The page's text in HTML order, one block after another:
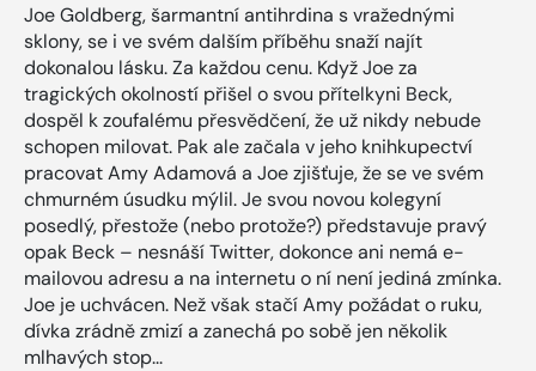
Joe Goldberg, šarmantní antihrdina s vražednými
sklony, se i ve svém dalším příběhu snaží najít
dokonalou lásku. Za každou cenu. Když Joe za
tragických okolností přišel o svou přítelkyni Beck,
dospěl k zoufalému přesvědčení, že už nikdy nebude
schopen milovat. Pak ale začala v jeho knihkupectví
pracovat Amy Adamová a Joe zjišťuje, že se ve svém
chmurném úsudku mýlil. Je svou novou kolegyní
posedlý, přestože (nebo protože?) představuje pravý
opak Beck – nesnáší Twitter, dokonce ani nemá e-
mailovou adresu a na internetu o ní není jediná zmínka.
Joe je uchvácen. Než však stačí Amy požádat o ruku,
dívka zrádně zmizí a zanechá po sobě jen několik
mlhavých stop...